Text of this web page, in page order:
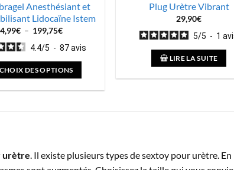
Anesthésiant et
Lidocaïne Istem
4,99€ – 199,75€Plage
prix :
à
199,75€
4.4/5 - 87avis
CHOIX DES OPTIONS
Plug Urètre Vibrant
29,90€
5/5 - 1
LIRE LA SUITE
urètre . Il existe plusieurs types de sextoy pour urètre.